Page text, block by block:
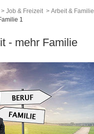
> Job & Freizeit > Arbeit & Familie
1
- mehr Familie